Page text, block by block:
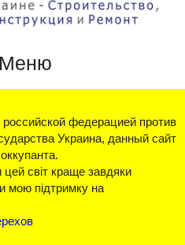
Меню
федерацией против
Украина, данный сайт
цей світ краще завдяки
мою підтримку на